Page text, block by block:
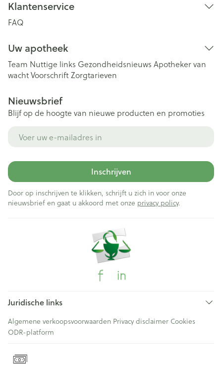
Klantenservice
FAQ
Uw apotheek
Team Nuttige links Gezondheidsnieuws Apotheker van
wachtVoorschriftZorgtarieven
Nieuwsbrief
Blijf op de hoogte van nieuwe producten en promoties
Inschrijven
Door op inschrijven te klikken, schrijft u zich in voor onze
nieuwsbrief en gaat u akkoord met onze privacy policy.
Juridische links
Algemene verkoopsvoorwaarden Privacy disclaimer Cookies
ODR-platform